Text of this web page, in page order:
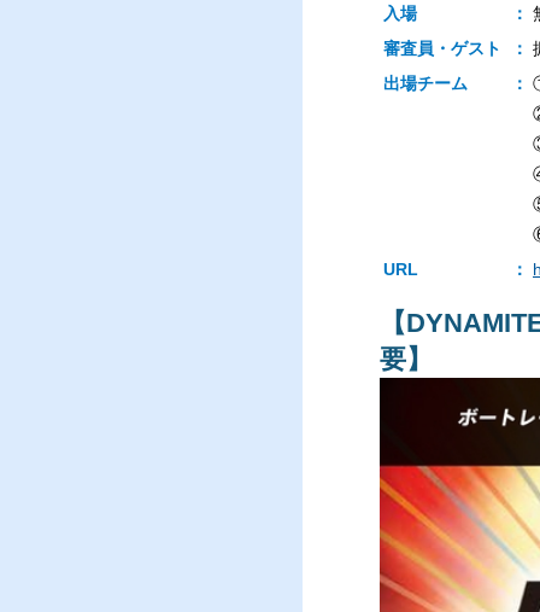
入場
：
審査員・ゲスト
：
出場チーム
：
URL
：
【
要】